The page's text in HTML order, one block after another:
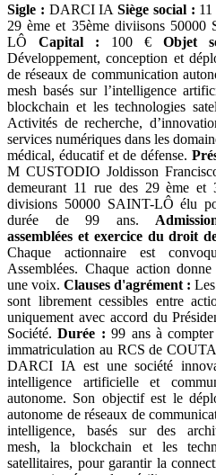
Sigle : DARCI IASiège social :
29 ème et 35ème diviisons 50000
LÔ Capital : 100 € Objet
Développement, conception et
de réseaux de communication
mesh basés sur l’intelligence
blockchain et les technologies
Activités de recherche,
services numériques dans les
médical, éducatif et de défense.
M CUSTODIO Joldisson
demeurant 11 rue des 29 ème et
divisions 50000 SAINT-LÔ élu
durée de 99 ans.
assemblées et exercice du droit
Chaque actionnaire est
Assemblées. Chaque action
une voix. Clauses d'agrément :
sont librement cessibles entre
uniquement avec accord du
Société.Durée : 99 ans à
immatriculation au RCS de
DARCI IA est une société
intelligence artificielle et
autonome. Son objectif est le
autonome de réseaux de
intelligence, basés sur des
mesh, la blockchain et les
satellitaires, pour garantir la